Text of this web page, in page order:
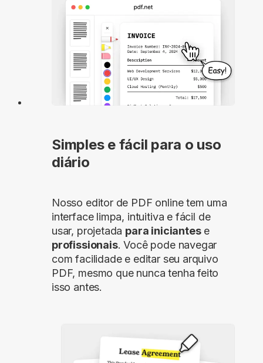
Simples e fácil para o uso
diário
Nosso editor de PDF online tem uma
interface limpa, intuitiva e fácil de
usar, projetada para iniciantese
profissionais. Você pode navegar
com facilidade e editar seu arquivo
PDF, mesmo que nunca tenha feito
isso antes.